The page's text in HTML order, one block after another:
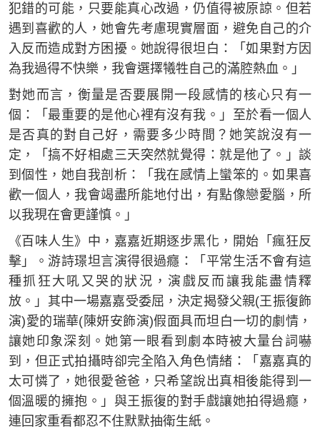
犯錯的可能，只要能真心改過，仍值得被原諒。但若
遇到喜歡的人，她會先考慮現實層面，避免自己的介
入反而造成對方困擾。她說得很坦白：「如果對方因
為我過得不快樂，我會選擇犧牲自己的滿腔熱血。」
對她而言，衡量是否要展開一段感情的核心只有一
個：「最重要的是他心裡有沒有我。」至於看一個人
是否真的對自己好，需要多少時間？她笑說沒有一
定，「搞不好相處三天突然就覺得：就是他了。」談
到個性，她自我剖析：「我在感情上蠻笨的。如果喜
歡一個人，我會竭盡所能地付出，有點像戀愛腦，所
以我現在會更謹慎。」
《百味人生》中，嘉嘉近期逐步黑化，開始「瘋狂反
擊」。游詩璟坦言演得很過癮：「平常生活不會有這
種抓狂大吼又哭的狀況，演戲反而讓我能盡情釋
放。」其中一場嘉嘉受委屈，決定揭發父親(王振復飾
演)愛的瑞華(陳妍安飾演)假面具而坦白一切的劇情，
讓她印象深刻。她第一眼看到劇本時被大量台詞嚇
到，但正式拍攝時卻完全陷入角色情緒：「嘉嘉真的
太可憐了，她很愛爸爸，只希望說出真相後能得到一
個溫暖的擁抱。」與王振復的對手戲讓她拍得過癮，
連回家重看都忍不住默默抽衛生紙。